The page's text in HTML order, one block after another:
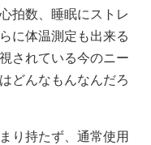
拍数、睡眠にストレ
に体温測定も出来る
されている今のニー
どんなもんなんだろ
り持たず、通常使用